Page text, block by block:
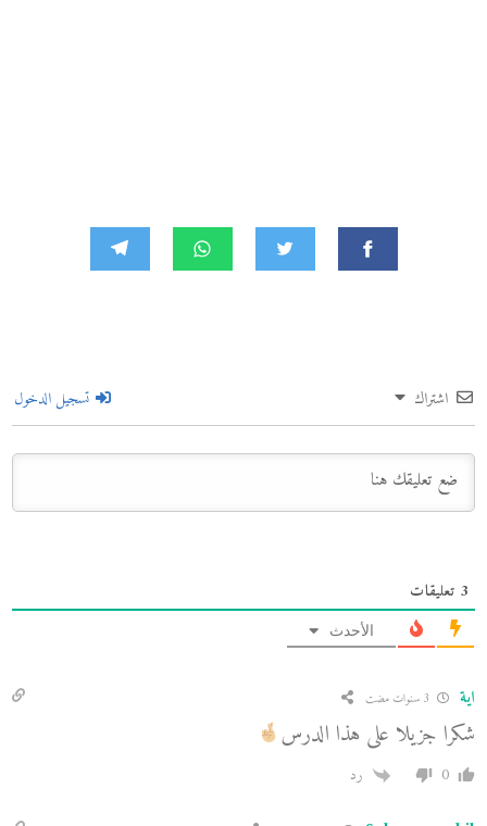
اشتراك تسجيل الدخول
3 تعليقات
الأحدث
اية
شكرا جزيلا على هذا الدرس
0 رد